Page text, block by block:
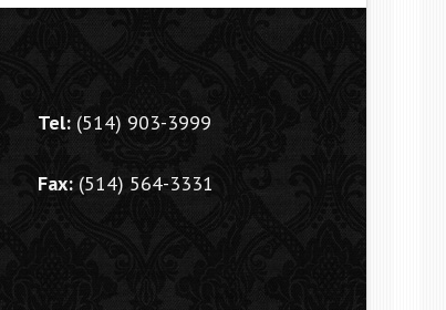
Tel: (514) 903-3999
Fax: (514) 564-3331